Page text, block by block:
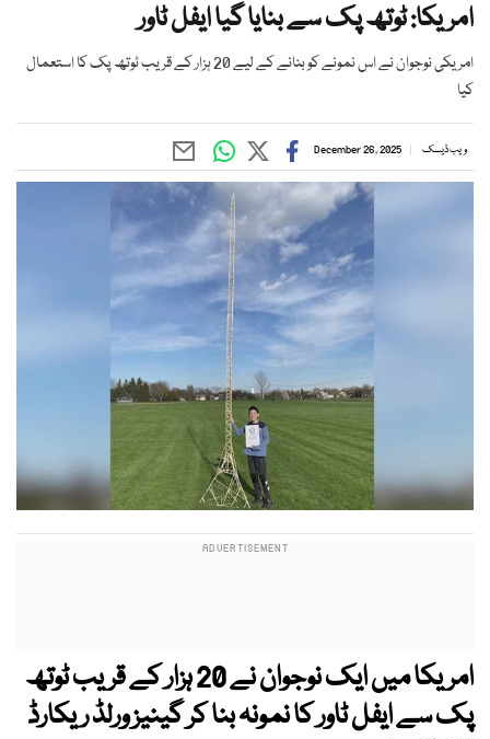
امریکا: ٹوتھ پک سے بنایا گیا ایفل ٹاور
امریکی نوجوان نے اس نمونے کو بنانے کے لیے 20 ہزار کے قریب ٹوتھ پک کا استعمال
کیا
ویب ڈیسک December 26, 2025
امریکا میں ایک نوجوان نے 20 ہزار کے قریب ٹوتھ
پک سے ایفل ٹاور کا نمونہ بنا کر گینیز ورلڈ ریکارڈ